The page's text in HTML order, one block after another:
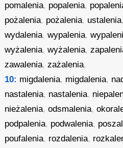
pomalenia, popalenia,
pożalenia, pożalenia, ustalenia,
wydalenia,wypalenia,
wyżalenia,wyżalenia,
zawalenia,zażalenia,
10: migdalenia, migdalenia,
nastalenia, nastalenia,
nieżalenia,odsmalenia,
podpalenia, podwalenia,
poufalenia, rozdalenia,